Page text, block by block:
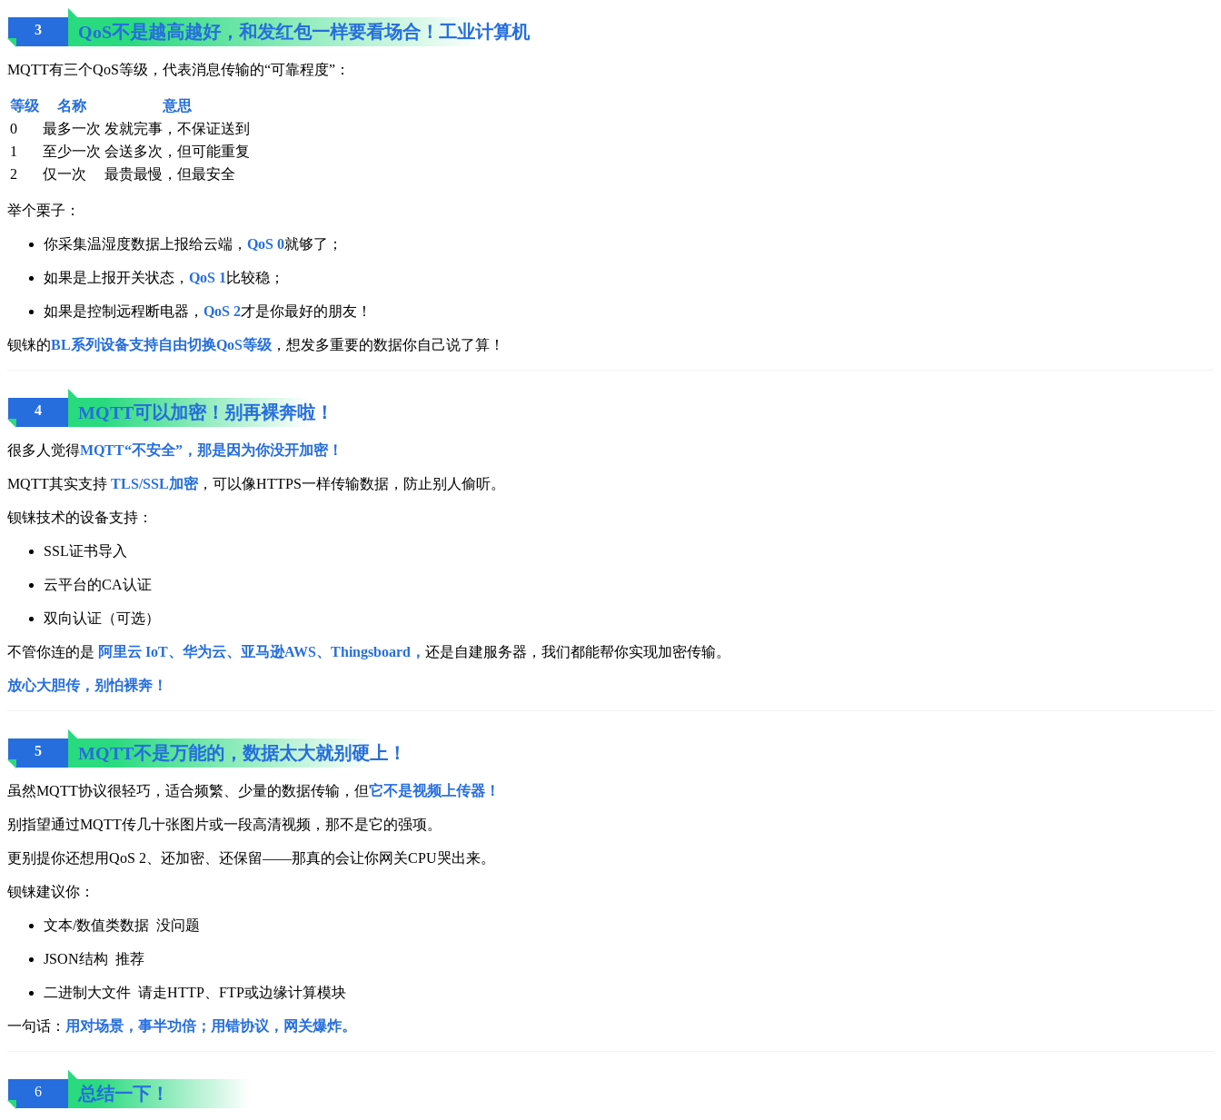
3 QoS不是越高越好，和发红包一样要看场合！工业计算机
MQTT有三个QoS等级，代表消息传输的“可靠程度”：
等级 名称
意思
0
最多一次 发就完事，不保证送到
1
至少一次 会送多次，但可能重复
2
仅一次 最贵最慢，但最安全
举个栗子：
你采集温湿度数据上报给云端， QoS 0就够了；
如果是上报开关状态， QoS 1 比较稳；
如果是控制远程断电器， QoS 2才是你最好的朋友！
钡铼的BL系列设备支持自由切换QoS等级 ，想发多重要的数据你自己说了算！
4 MQTT可以加密！别再裸奔啦！
很多人觉得MQTT“不安全”，那是因为你没开加密！
MQTT其实支持 TLS/SSL加密，可以像HTTPS一样传输数据，防止别人偷听。
钡铼技术的设备支持：
SSL证书导入
云平台的CA认证
双向认证（可选）
不管你连的是 阿里云 IoT、华为云、亚马逊AWS、Thingsboard ， 还是自建服务器，我们都能帮你实现加密传输。
放心大胆传，别怕裸奔！
5 MQTT不是万能的，数据太大就别硬上！
虽然MQTT协议很轻巧，适合频繁、少量的数据传输，但它不是视频上传器 ！
别指望通过MQTT传几十张图片或一段高清视频，那不是它的强项。
更别提你还想用QoS 2、还加密、还保留——那真的会让你网关CPU哭出来。
钡铼建议你：
文本/数值类数据 没问题
JSON结构 推荐
二进制大文件 请走HTTP、FTP或边缘计算模块
一句话： 用对场景，事半功倍；用错协议，网关爆炸。
6 总结一下！